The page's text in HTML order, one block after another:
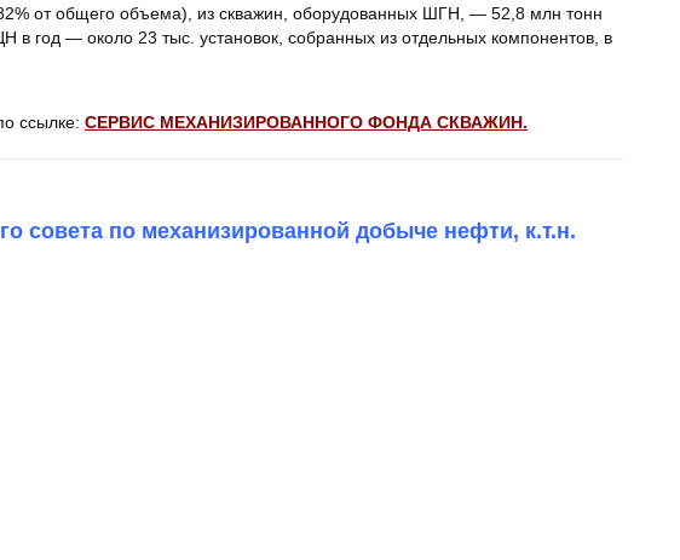
от общего объема), из скважин, оборудованных ШГН, — 52,8 млн тонн
в год — около 23 тыс. установок, собранных из отдельных компонентов, в
ссылке: СЕРВИС МЕХАНИЗИРОВАННОГО ФОНДА СКВАЖИН.
по механизированной добыче нефти, к.т.н.